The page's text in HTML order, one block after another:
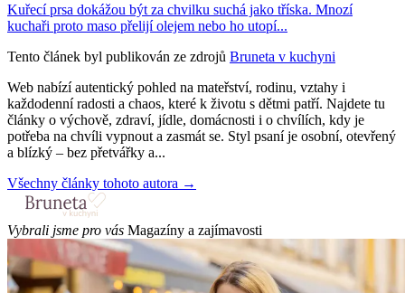
Kuřecí prsa dokážou být za chvilku suchá jako tříska. Mnozí
kuchaři proto maso přelijí olejem nebo ho utopí...
Tento článek byl publikován ze zdrojů Bruneta v kuchyni
Web nabízí autentický pohled na mateřství, rodinu, vztahy i
každodenní radosti a chaos, které k životu s dětmi patří. Najdete tu
články o výchově, zdraví, jídle, domácnosti i o chvílích, kdy je
potřeba na chvíli vypnout a zasmát se. Styl psaní je osobní, otevřený
a blízký – bez přetvářky a...
Všechny články tohoto autora →
Vybrali jsme pro vás Magazíny a zajímavosti